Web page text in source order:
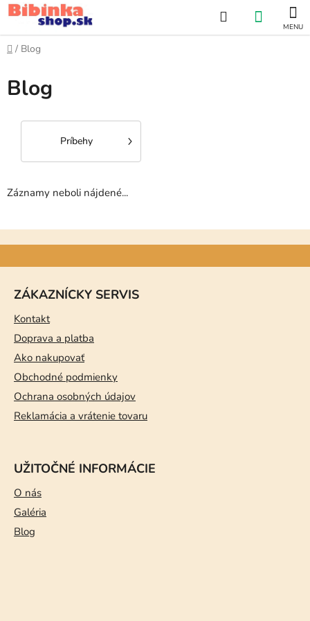
Prejsť
na
obsah
Hľadať
KOŠÍK
Domov
/ Blog
Blog
Príbehy
Záznamy neboli nájdené...
Z
á
ZÁKAZNÍCKY SERVIS
Kontakt
Doprava a platba
Ako nakupovať
Obchodné podmienky
Ochrana osobných údajov
Reklamácia a vrátenie tovaru
UŽITOČNÉ INFORMÁCIE
O nás
Galéria
Blog